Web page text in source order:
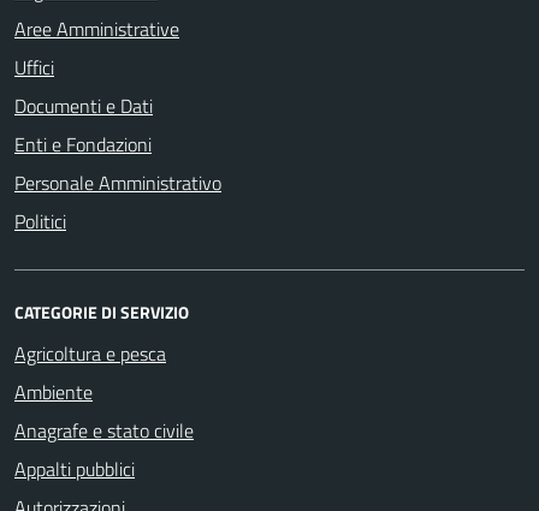
Aree Amministrative
Uffici
Documenti e Dati
Enti e Fondazioni
Personale Amministrativo
Politici
CATEGORIE DI SERVIZIO
Agricoltura e pesca
Ambiente
Anagrafe e stato civile
Appalti pubblici